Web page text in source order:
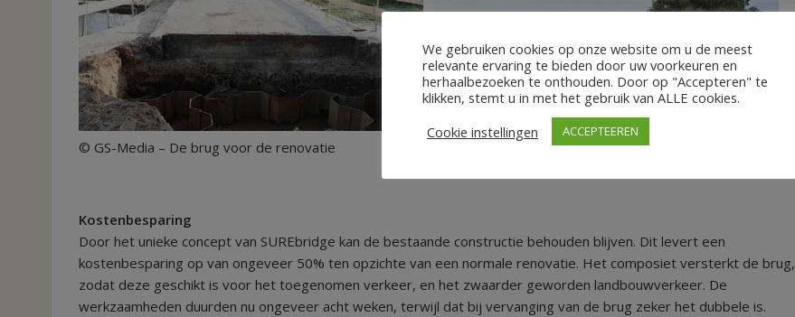
© GS-Media – De brug voor de renovatie © Harry Kruiper – De brug na oplevering
Kostenbesparing
Door het unieke concept van SUREbridge kan de bestaande constructie behouden blijven. Dit levert een
kostenbesparing op van ongeveer 50% ten opzichte van een normale renovatie. Het composiet versterkt de brug,
zodat deze geschikt is voor het toegenomen verkeer, en het zwaarder geworden landbouwverkeer. De
werkzaamheden duurden nu ongeveer acht weken, terwijl dat bij vervanging van de brug zeker het dubbele is.
We gebruiken cookies op onze website om u de meest
relevante ervaring te bieden door uw voorkeuren en
herhaalbezoeken te onthouden. Door op "Accepteren" te
klikken, stemt u in met het gebruik van ALLE cookies.
Cookie instellingen
ACCEPTEEREN